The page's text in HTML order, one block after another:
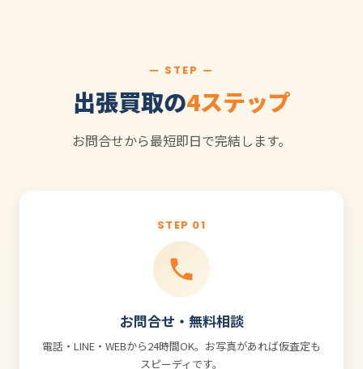
— STEP —
出張買取の4ステップ
お問合せから最短即日で完結します。
STEP 01
お問合せ・無料相談
電話・LINE・WEBから24時間OK。お写真があれば仮査定も
スピーディです。